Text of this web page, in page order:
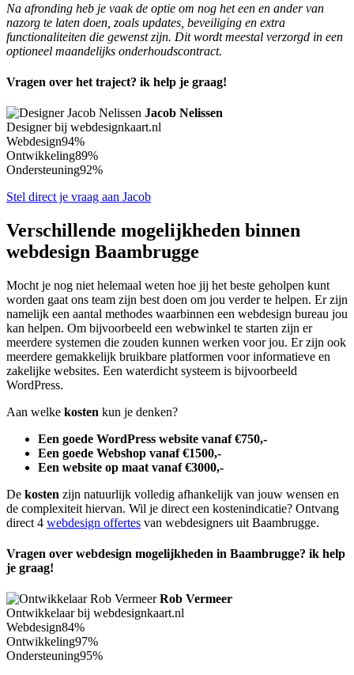
Na afronding heb je vaak de optie om nog het een en ander van
nazorg te laten doen, zoals updates, beveiliging en extra
functionaliteiten die gewenst zijn. Dit wordt meestal verzorgd in een
optioneel maandelijks onderhoudscontract.
Vragen over het traject? ik help je graag!
Jacob Nelissen
Designer bij webdesignkaart.nl
Webdesign94%
Ontwikkeling89%
Ondersteuning92%
Stel direct je vraag aan Jacob
Verschillende mogelijkheden binnen
webdesign Baambrugge
Mocht je nog niet helemaal weten hoe jij het beste geholpen kunt
worden gaat ons team zijn best doen om jou verder te helpen. Er zijn
namelijk een aantal methodes waarbinnen een webdesign bureau jou
kan helpen. Om bijvoorbeeld een webwinkel te starten zijn er
meerdere systemen die zouden kunnen werken voor jou. Er zijn ook
meerdere gemakkelijk bruikbare platformen voor informatieve en
zakelijke websites. Een waterdicht systeem is bijvoorbeeld
WordPress.
Aan welke kosten kun je denken?
Een goede WordPress website vanaf €750,-
Een goede Webshop vanaf €1500,-
Een website op maat vanaf €3000,-
De kosten zijn natuurlijk volledig afhankelijk van jouw wensen en
de complexiteit hiervan. Wil je direct een kostenindicatie? Ontvang
direct 4 webdesign offertes van webdesigners uit Baambrugge.
Vragen over webdesign mogelijkheden in Baambrugge? ik help
je graag!
Rob Vermeer
Ontwikkelaar bij webdesignkaart.nl
Webdesign84%
Ontwikkeling97%
Ondersteuning95%